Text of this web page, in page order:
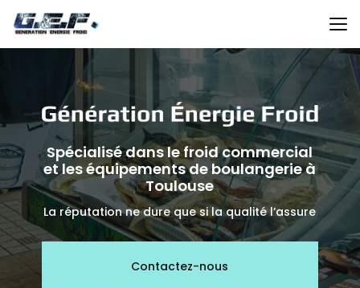
au
contenu
principal
Spécialisé dans le froid commercial
et les équipements de boulangerie à
Toulouse
La réputation ne dure que si la qualité l’assure
Contactez-nous